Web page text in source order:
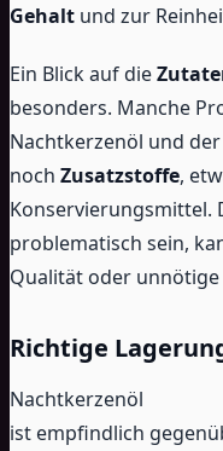
Gehalt und zur
Ein Blick auf die
besonders. Manche
Nachtkerzenöl und der
noch Zusatzstoffe,
Konservierungsmittel.
problematisch sein,
Qualität oder unnötige
Richtige
Nachtkerzenöl
ist empfindlich